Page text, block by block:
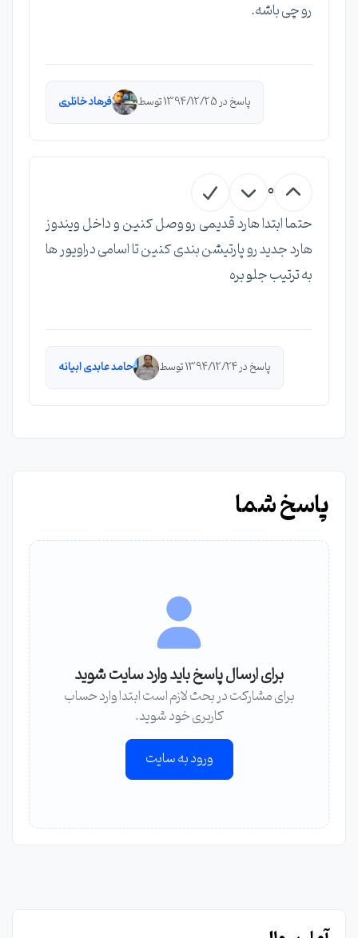
رو چی باشه.
پاسخ در 1394/12/25 توسط فرهاد خانلری
0
حتما ابتدا هارد قدیمی رو وصل کنین و داخل ویندوز
هارد جدید رو پارتیشن بندی کنین تا اسامی دراویور ها
به ترتیب جلو بره
پاسخ در 1394/12/24 توسط حامد عابدی ابیانه
پاسخ شما
برای ارسال پاسخ باید وارد سایت شوید
برای مشارکت در بحث لازم است ابتدا وارد حساب
کاربری خود شوید.
ورود به سایت